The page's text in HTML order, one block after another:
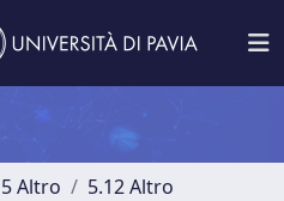
5 Altro 5.12 Altro